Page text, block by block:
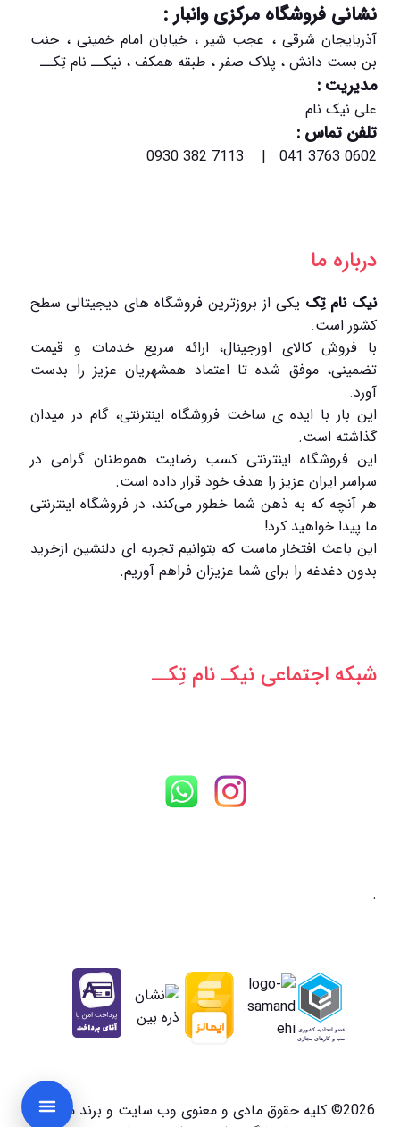
نشانی فروشگاه مرکزی وانبار :
آذربایجان شرقی ، عجب شیر ، خیابان امام خمینی ، جنب
بن بست دانش ، پلاک صفر ، طبقه همکف ، نیکــ نام تِکــ
مدیریت :
علی نیک نام
تلفن تماس :
0602 3763 041 | 7113 382 0930
درباره ما
نیک نام تِک یکی از بروزترین فروشگاه های دیجیتالی سطح
کشور است.
با فروش کالای اورجینال، ارائه سریع خدمات و قیمت
تضمینی، موفق شده تا اعتماد همشهریان عزیز را بدست
آورد.
این بار با ایده ی ساخت فروشگاه اینترنتی، گام در میدان
گذاشته است.
این فروشگاه اینترنتی کسب رضایت هموطنان گرامی در
سراسر ایران عزیز را هدف خود قرار داده است.
هر آنچه که به ذهن شما خطور می‌کند، در فروشگاه اینترنتی
ما پیدا خواهید کرد!
این باعث افتخار ماست که بتوانیم تجربه ای دلنشین ازخرید
بدون دغدغه را برای شما عزیزان فراهم آوریم.
شبکه‌ اجتماعی نیکـ نام تِکــ
.
2026© کلیه حقوق مادی و معنوی وب سایت و برند متعلق به